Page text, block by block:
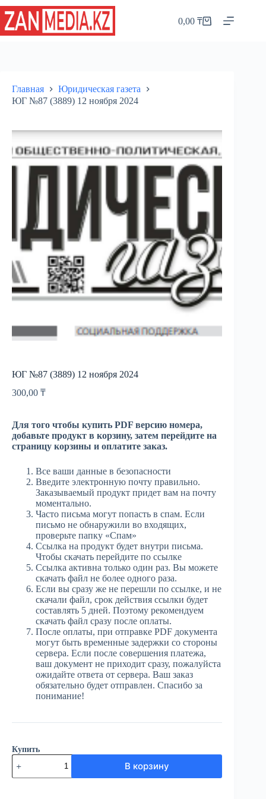
Перейти
сути
Корзина
0,00₸
Главная
Юридическая газета
ЮГ №87 (3889) 12 ноября 2024
ЮГ №87 (3889) 12 ноября 2024
300,00 ₸
Для того чтобы купить PDF версию номера,
добавьте продукт в корзину, затем перейдите на
страницу корзины и оплатите заказ.
Все ваши данные в безопасности
Введите электронную почту правильно.
Заказываемый продукт придет вам на почту
моментально.
Часто письма могут попасть в спам. Если
письмо не обнаружили во входящих,
проверьте папку «Спам»
Ссылка на продукт будет внутри письма.
Чтобы скачать перейдите по ссылке
Ссылка активна только один раз. Вы можете
скачать файл не более одного раза.
Если вы сразу же не перешли по ссылке, и не
скачали файл, срок действия ссылки будет
составлять 5 дней. Поэтому рекомендуем
скачать файл сразу после оплаты.
После оплаты, при отправке PDF документа
могут быть временные задержки со стороны
сервера. Если после совершения платежа,
ваш документ не приходит сразу, пожалуйста
ожидайте ответа от сервера. Ваш заказ
обязательно будет отправлен. Спасибо за
понимание!
Купить
Количество
товара
ЮГ
В корзину